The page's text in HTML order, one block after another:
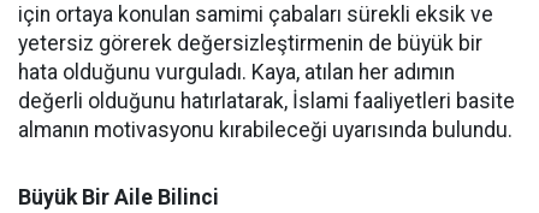
için ortaya konulan samimi çabaları sürekli eksik ve
yetersiz görerek değersizleştirmenin de büyük bir
hata olduğunu vurguladı. Kaya, atılan her adımın
değerli olduğunu hatırlatarak, İslami faaliyetleri basite
almanın motivasyonu kırabileceği uyarısında bulundu.
Büyük Bir Aile Bilinci